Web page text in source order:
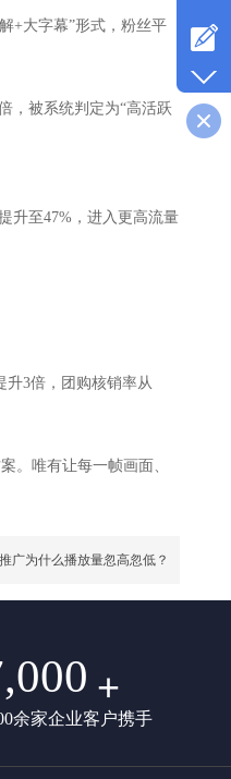
+大字幕”形式，粉丝平
，被系统判定为“高活跃
升至47%，进入更高流量
升3倍，团购核销率从
。唯有让每一帧画面、
广为什么播放量忽高忽低？
余家企业客户携手
+